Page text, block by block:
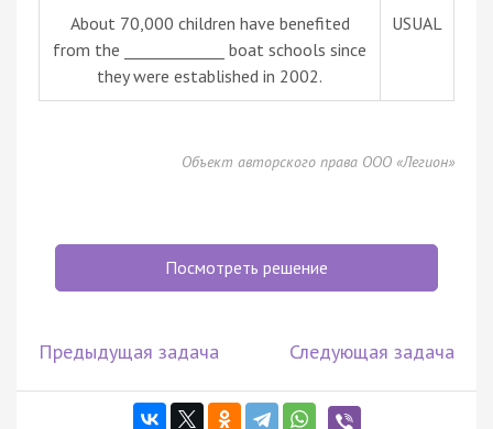
About 70,000 children have benefited
from the _____________ boat schools since
they were established in 2002.
USUAL
Объект авторского права ООО «Легион»
Посмотреть решение
Предыдущая задача Следующая задача